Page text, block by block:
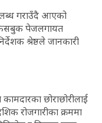
गराउँदै आएको
फेसबुक पेजलगायत
श्रेष्ठले जानकारी
छोराछोरीलाई
रोजगारीका क्रममा